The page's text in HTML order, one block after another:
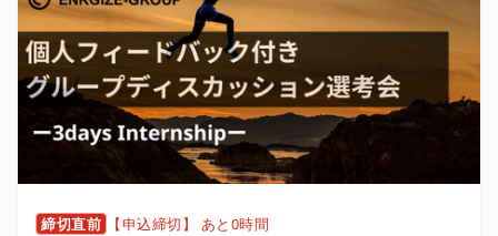
締切直前 【申込締切】 あと0時間